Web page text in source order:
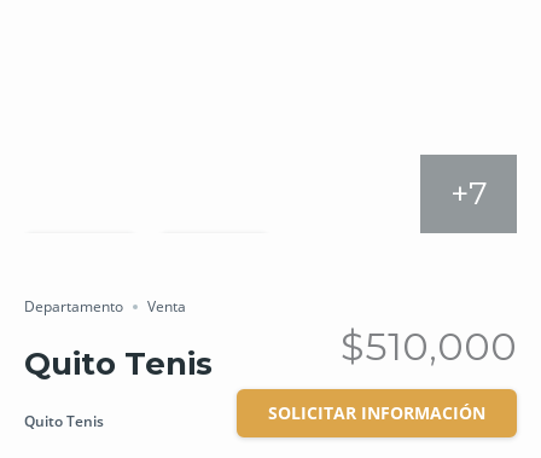
+7
Departamento Venta
Quito Tenis
Quito Tenis
$510,000
SOLICITAR INFORMACIÓN